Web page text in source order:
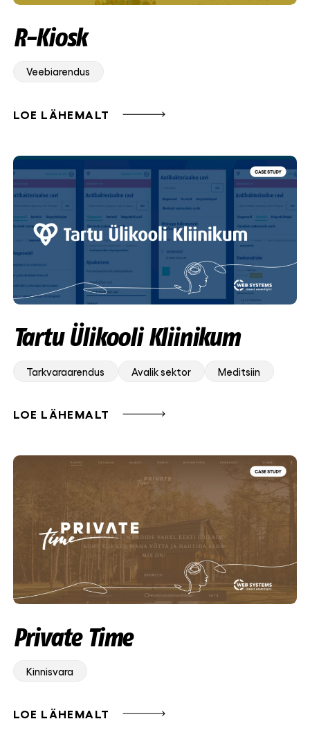
R-Kiosk
Veebiarendus
LOE LÄHEMALT
Tartu Ülikooli Kliinikum
Tarkvaraarendus Avalik sektor Meditsiin
LOE LÄHEMALT
Private Time
Kinnisvara
LOE LÄHEMALT